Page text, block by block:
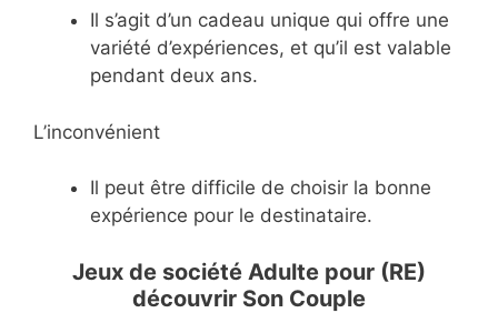
Il s’agit d’un cadeau unique qui offre une
variété d’expériences, et qu’il est valable
pendant deux ans.
L’inconvénient
Il peut être difficile de choisir la bonne
expérience pour le destinataire.
Jeux de société Adulte pour (RE)
découvrir Son Couple